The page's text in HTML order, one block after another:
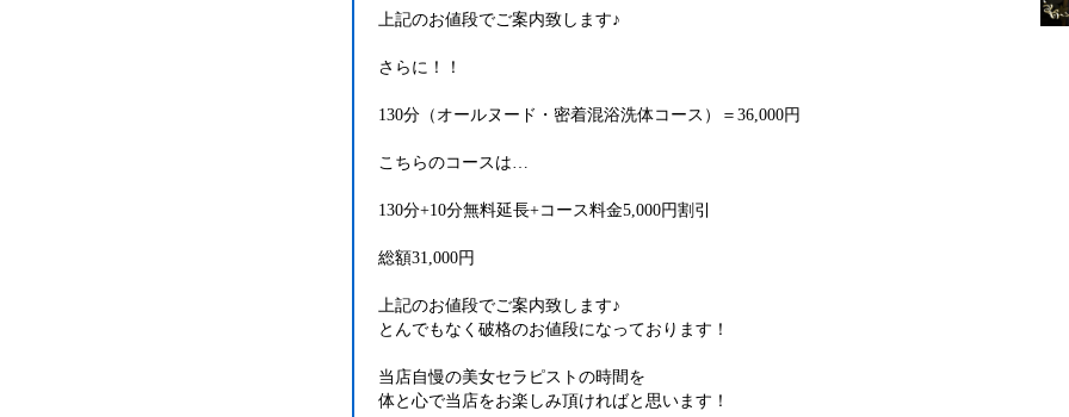
上記のお値段でご案内致します♪
さらに！！
130分（オールヌード・密着混浴洗体コース）＝36,000円
こちらのコースは…
130分+10分無料延長+コース料金5,000円割引
総額31,000円
上記のお値段でご案内致します♪
とんでもなく破格のお値段になっております！
当店自慢の美女セラピストの時間を
体と心で当店をお楽しみ頂ければと思います！